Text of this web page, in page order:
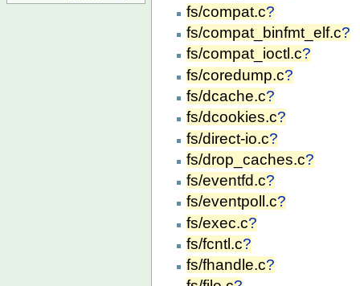
fs/compat.c?
fs/compat_binfmt_elf.c?
fs/compat_ioctl.c?
fs/coredump.c?
fs/dcache.c?
fs/dcookies.c?
fs/direct-io.c?
fs/drop_caches.c?
fs/eventfd.c?
fs/eventpoll.c?
fs/exec.c?
fs/fcntl.c?
fs/fhandle.c?